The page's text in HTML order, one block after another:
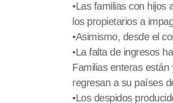
•Las familias con hijos
los propietarios a
•Asimismo, desde el
•La falta de ingresos
Familias enteras
regresan a su países
•Los despidos